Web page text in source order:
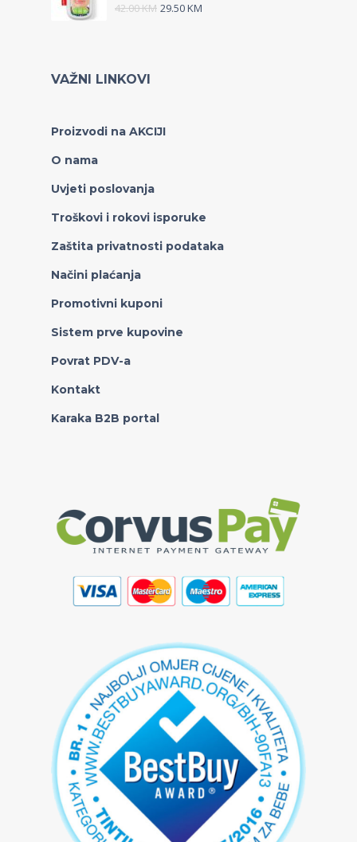
42.00KM 29.50KM
VAŽNI LINKOVI
Proizvodi na AKCIJI
O nama
Uvjeti poslovanja
Troškovi i rokovi isporuke
Zaštita privatnosti podataka
Načini plaćanja
Promotivni kuponi
Sistem prve kupovine
Povrat PDV-a
Kontakt
Karaka B2B portal